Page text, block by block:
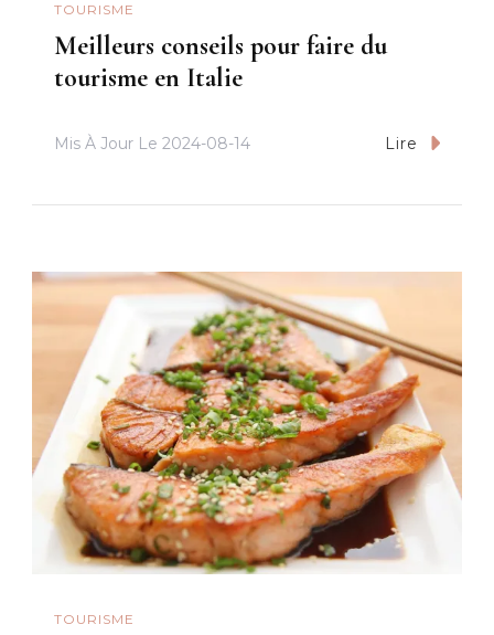
TOURISME
Meilleurs conseils pour faire du
tourisme en Italie
Mis À Jour Le 2024-08-14 Lire
TOURISME